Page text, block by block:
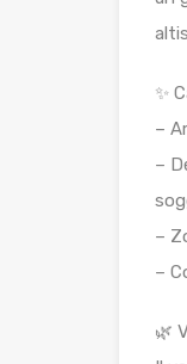
✨
–
–
–
–
🌿